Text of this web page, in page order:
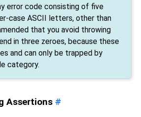
error code consisting of five
case ASCII letters, other than
that you avoid throwing
in three zeroes, because these
and can only be trapped by
category.
Assertions #